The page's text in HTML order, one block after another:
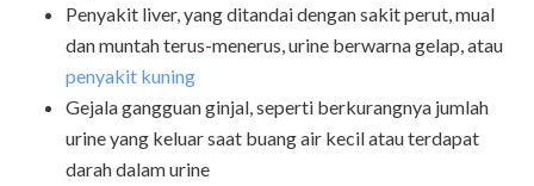
Penyakit liver, yang ditandai dengan sakit perut, mual
dan muntah terus-menerus, urine berwarna gelap, atau
penyakit kuning
Gejala gangguan ginjal, seperti berkurangnya jumlah
urine yang keluar saat buang air kecil atau terdapat
darah dalam urine